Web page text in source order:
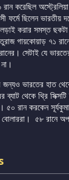
রান করেছিল
ফর্মে ছিলেন
করার সমস্ত ছকটা
গায়কোয়াড় ৭১
সেটাই যে
জন্যও ভারতের হাত
ব্যাট থেকে থ্রি
৫০ রান করকেন
৫৮ রানে